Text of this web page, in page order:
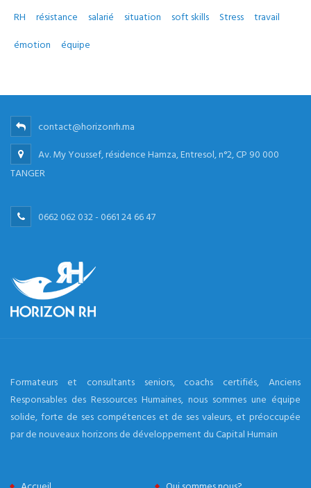
RH
résistance salarié situation soft skills Stress
travail
émotion
équipe
contact@horizonrh.ma
Av. My Youssef, résidence Hamza, Entresol, n°2, CP 90 000
TANGER
0662 062 032 - 0661 24 66 47
Formateurs et consultants seniors, coachs certifiés, Anciens
Responsables des Ressources Humaines, nous sommes une équipe
solide, forte de ses compétences et de ses valeurs, et préoccupée
par de nouveaux horizons de développement du Capital Humain